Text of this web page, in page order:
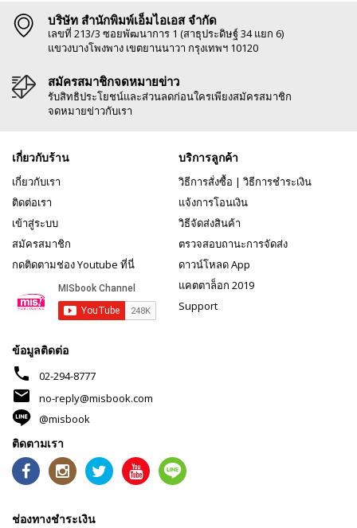
บริษัท สำนักพิมพ์เอ็มไอเอส จำกัด
เลขที่ 213/3 ซอยพัฒนาการ 1 (สาธุประดิษฐ์ 34 แยก 6)
แขวงบางโพงพาง เขตยานนาวา กรุงเทพฯ 10120
สมัครสมาชิกจดหมายข่าว
รับสิทธิประโยชน์และส่วนลดก่อนใครเพียงสมัครสมาชิก
จดหมายข่าวกับเรา
เกี่ยวกับร้าน
เกี่ยวกับเรา
ติดต่อเรา
เข้าสู่ระบบ
สมัครสมาชิก
กดติดตามช่อง Youtube ที่นี่
บริการลูกค้า
วิธีการสั่งซื้อ | วิธีการชำระเงิน
แจ้งการโอนเงิน
วิธีจัดส่งสินค้า
ตรวจสอบถานะการจัดส่ง
ดาวน์โหลด App
แคตตาล็อก 2019
Support
ข้อมูลติดต่อ
phone 02-294-8777
mail
no-reply@misbook.com
@misbook
ติดตามเรา
ช่องทางชำระเงิน